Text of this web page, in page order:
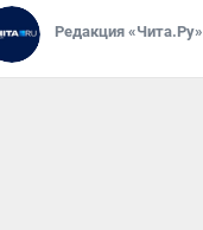
Редакция «Чита.Ру»